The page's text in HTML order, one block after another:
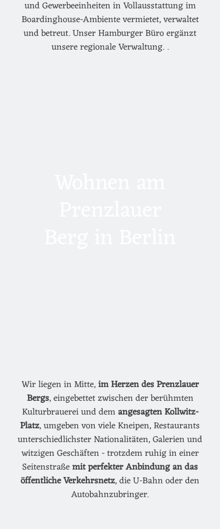
und Gewerbeeinheiten in Vollausstattung im
Boardinghouse-Ambiente vermietet, verwaltet
und betreut. Unser Hamburger Büro ergänzt
unsere regionale Verwaltung. .
Wir liegen in Mitte,im Herzen des Prenzlauer
Bergs, eingebettet zwischen der berühmten
Kulturbrauerei und demangesagten Kollwitz-
Platz, umgeben von viele Kneipen, Restaurants
unterschiedlichster Nationalitäten, Galerien und
witzigen Geschäften - trotzdem ruhig in einer
Seitenstraßemit perfekter Anbindung an das
öffentliche Verkehrsnetz, die U-Bahn oder den
Autobahnzubringer.